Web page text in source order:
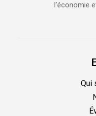
l’économie
Qui